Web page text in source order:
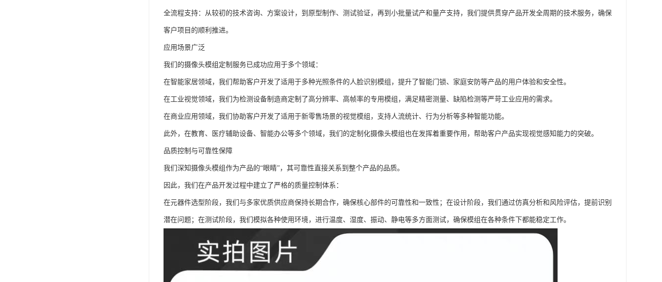
全流程支持：从较初的技术咨询、方案设计，到原型制作、测试验证，再到小批量试产和量产支持，我们提供贯穿产品开发全周期的技术服务，确保
客户项目的顺利推进。
应用场景广泛
我们的摄像头模组定制服务已成功应用于多个领域：
在智能家居领域，我们帮助客户开发了适用于多种光照条件的人脸识别模组，提升了智能门锁、家庭安防等产品的用户体验和安全性。
在工业视觉领域，我们为检测设备制造商定制了高分辨率、高帧率的专用模组，满足精密测量、缺陷检测等严苛工业应用的需求。
在商业应用领域，我们协助客户开发了适用于新零售场景的视觉模组，支持人流统计、行为分析等多种智能功能。
此外，在教育、医疗辅助设备、智能办公等多个领域，我们的定制化摄像头模组也在发挥着重要作用，帮助客户产品实现视觉感知能力的突破。
品质控制与可靠性保障
我们深知摄像头模组作为产品的“眼睛”，其可靠性直接关系到整个产品的品质。
因此，我们在产品开发过程中建立了严格的质量控制体系：
在元器件选型阶段，我们与多家优质供应商保持长期合作，确保核心部件的可靠性和一致性；在设计阶段，我们通过仿真分析和风险评估，提前识别
潜在问题；在测试阶段，我们模拟各种使用环境，进行温度、湿度、振动、静电等多方面测试，确保模组在各种条件下都能稳定工作。